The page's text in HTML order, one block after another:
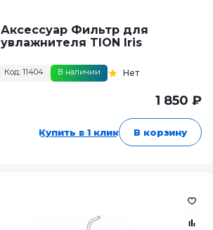
Аксессуар Фильтр для
увлажнителя TION Iris
Код: 11404 В наличии Нет
1 850 ₽
Купить в 1 клик В корзину